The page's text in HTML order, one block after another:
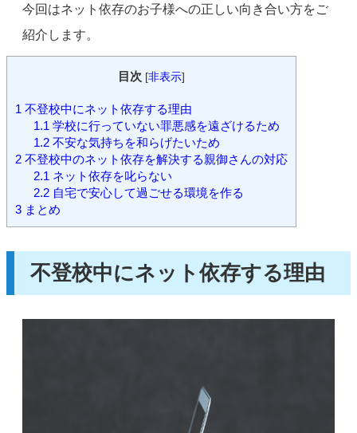
今回はネット依存のお子様への正しい向き合い方をご
紹介します。
目次 [非表示]
1 不登校中にネット依存する理由
1.1 学校に行っていない罪悪感を遠ざけるため
1.2不安な気持ちを和らげたいため
2 不登校中のネット依存を解決する親御さんの対応
2.1 ネット依存を叱らない
2.2自宅で安心して過ごせる環境を作る
3 まとめ
不登校中にネット依存する理由